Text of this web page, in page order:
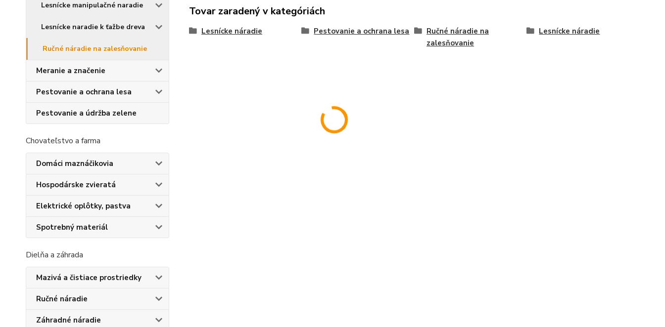
Lesnícke manipulačné naradie
Lesnícke naradie k ťažbe dreva
Ručné náradie na zalesňovanie
Meranie a značenie
Pestovanie a ochrana lesa
Pestovanie a údržba zelene
Chovateľstvo a farma
Domáci maznáčikovia
Hospodárske zvieratá
Elektrické oplôtky, pastva
Spotrebný materiál
Dielňa a záhrada
Mazivá a čistiace prostriedky
Ručné náradie
Záhradné náradie
Tovar zaradený v kategóriách
Lesnícke náradie Pestovanie a ochrana lesa
Ručné náradie na
zalesňovanie
Lesnícke náradie